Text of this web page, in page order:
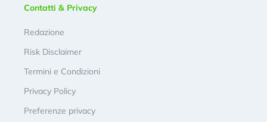
Contatti & Privacy
Redazione
Risk Disclaimer
Termini e Condizioni
Privacy Policy
Preferenze privacy